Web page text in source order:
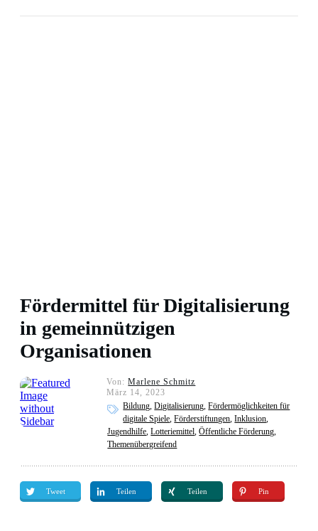
Fördermittel für Digitalisierung
in gemeinnützigen
Organisationen
Von: Marlene Schmitz
März 14, 2023
Bildung,Digitalisierung,Fördermöglichkeiten für
digitale Spiele,Förderstiftungen,Inklusion,
Jugendhilfe,Lotteriemittel,Öffentliche Förderung,
Themenübergreifend
Tweet Teilen Teilen Pin